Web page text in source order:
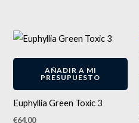
AÑADIR A MI
PRESUPUESTO
Euphyllia Green Toxic 3
€64.00